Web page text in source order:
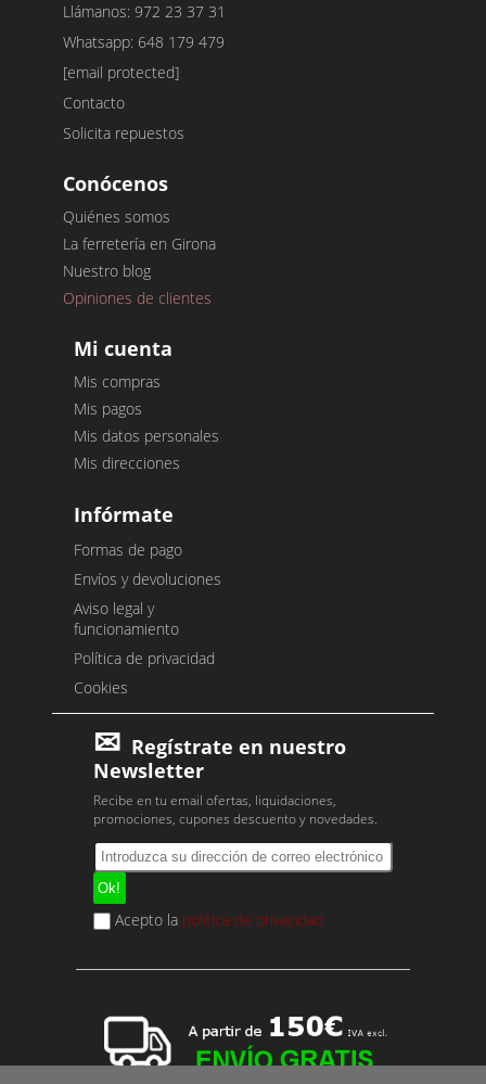
Llámanos: 972 23 37 31
Whatsapp: 648 179 479
[email protected]
Contacto
Solicita repuestos
Conócenos
Quiénes somos
La ferretería en Girona
Nuestro blog
Opiniones de clientes
Mi cuenta
Mis compras
Mis pagos
Mis datos personales
Mis direcciones
Infórmate
Formas de pago
Envíos y devoluciones
Aviso legal y
funcionamiento
Política de privacidad
Cookies
Regístrate en nuestro
Newsletter
Recibe en tu email ofertas, liquidaciones,
promociones, cupones descuento y novedades.
Acepto la política de privacidad